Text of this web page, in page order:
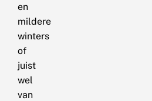
en
mildere
winters
of
juist
wel
van